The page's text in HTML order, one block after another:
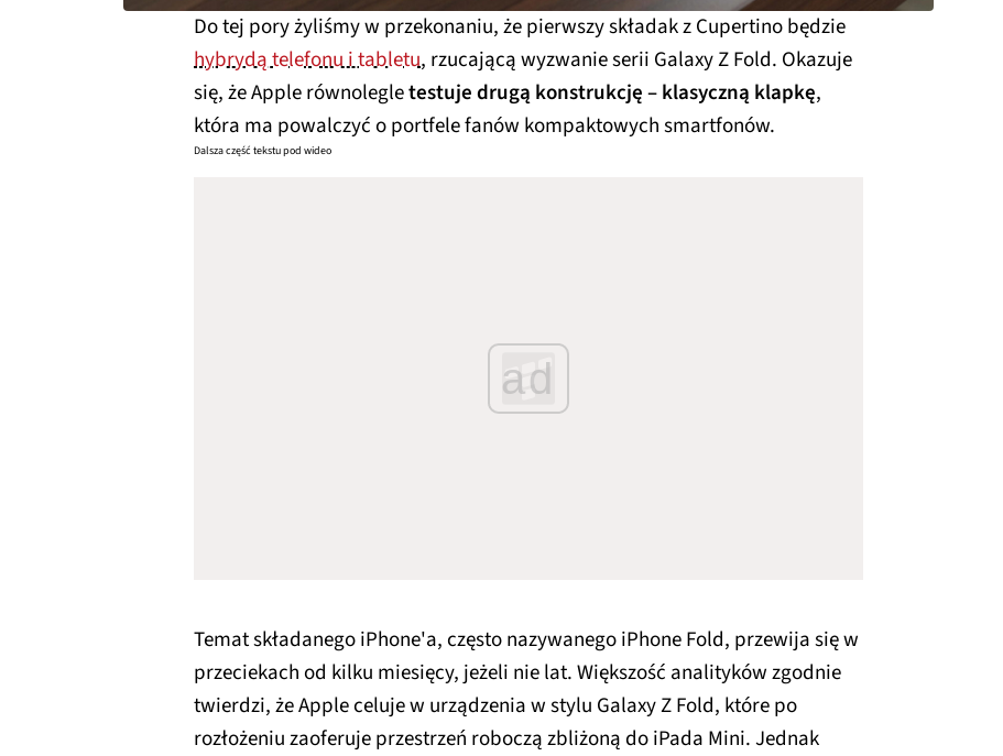
Do tej pory żyliśmy w przekonaniu, że pierwszy składak z Cupertino będzie
hybrydą telefonu i tabletu, rzucającą wyzwanie serii Galaxy Z Fold. Okazuje
się, że Apple równolegletestuje drugą konstrukcję – klasyczną klapkę,
która ma powalczyć o portfele fanów kompaktowych smartfonów.
Dalsza część tekstu pod wideo
ad
Temat składanego iPhone'a, często nazywanego iPhone Fold, przewija się w
przeciekach od kilku miesięcy, jeżeli nie lat. Większość analityków zgodnie
twierdzi, że Apple celuje w urządzenia w stylu Galaxy Z Fold, które po
rozłożeniu zaoferuje przestrzeń roboczą zbliżoną do iPada Mini. Jednak